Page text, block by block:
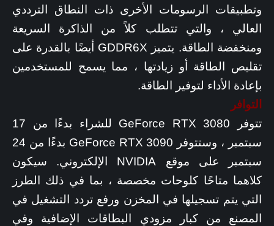
وتطبيقات الرسومات الأخرى ذات النطاق الترددي
العالي ، والتي تتطلب كلاً من الذاكرة السريعة
ومنخفضة الطاقة. يتميز GDDR6X أيضًا بالقدرة على
تقليص الطاقة أو زيادتها ، مما يسمح للمستخدمين
بإعادة الأداء لتوفير الطاقة.
التوافر
تتوفر GeForce RTX 3080 للشراء بدءًا من 17
سبتمبر ، وستتوفر GeForce RTX 3090 بدءًا من 24
سبتمبر على موقع NVIDIA الإلكتروني. سيكون
كلاهما متاحًا كلوحات مخصصة ، بما في ذلك الطرز
التي يتم تسجيلها في المخزن ورفع تردد التشغيل في
المصنع من كبار مزودي البطاقات الإضافية وفي